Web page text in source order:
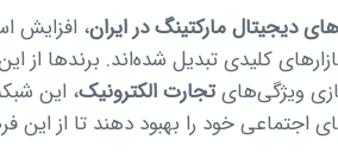
دیجیتال مارکتینگ در ایران، افزایش
کلیدی تبدیل شده‌اند. برندها از
ویژگی‌هایتجارت الکترونیک، این
اجتماعی خود را بهبود دهند تا از